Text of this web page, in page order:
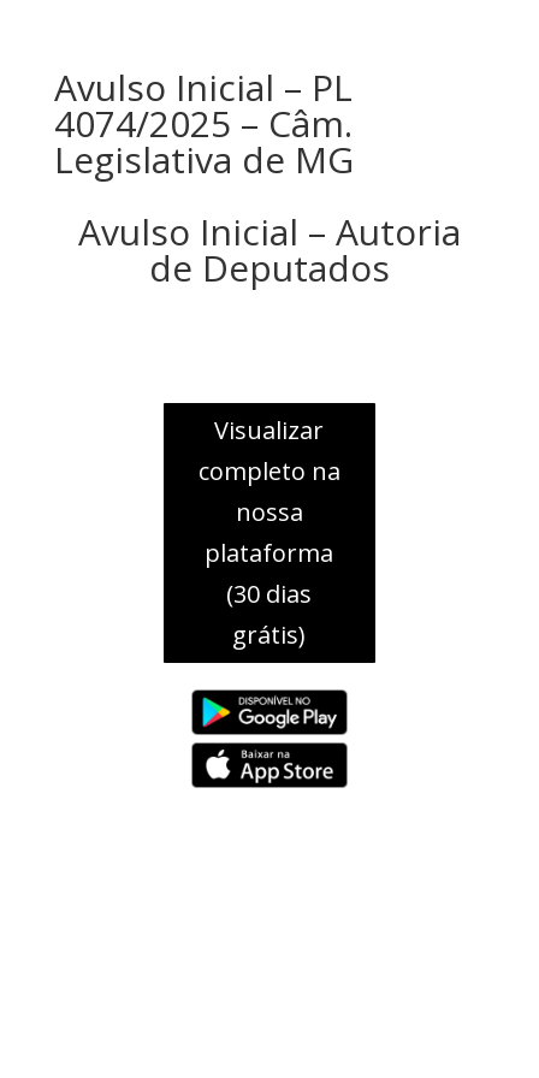
Avulso Inicial – PL
4074/2025 – Câm.
Legislativa de MG
Avulso Inicial – Autoria
de Deputados
Visualizar
completo na
nossa
plataforma
(30 dias
grátis)